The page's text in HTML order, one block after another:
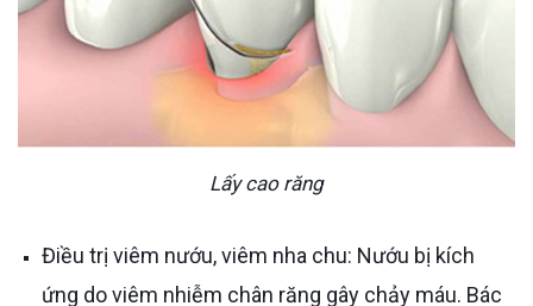
Lấy cao răng
Điều trị viêm nướu, viêm nha chu: Nướu bị kích
ứng do viêm nhiễm chân răng gây chảy máu. Bác